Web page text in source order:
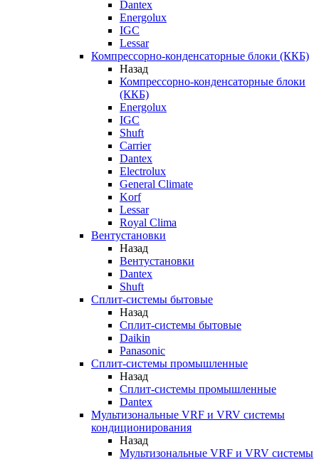
Dantex
Energolux
IGC
Lessar
Компрессорно-конденсаторные блоки (ККБ)
Назад
Компрессорно-конденсаторные блоки
(ККБ)
Energolux
IGC
Shuft
Carrier
Dantex
Electrolux
General Climate
Korf
Lessar
Royal Clima
Вентустановки
Назад
Вентустановки
Dantex
Shuft
Сплит-системы бытовые
Назад
Сплит-системы бытовые
Daikin
Panasonic
Сплит-системы промышленные
Назад
Сплит-системы промышленные
Dantex
Мультизональные VRF и VRV системы
кондиционирования
Назад
Мультизональные VRF и VRV системы